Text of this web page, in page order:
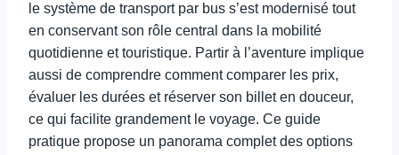
le système de transport par bus s’est modernisé tout
en conservant son rôle central dans la mobilité
quotidienne et touristique. Partir à l’aventure implique
aussi de comprendre comment comparer les prix,
évaluer les durées et réserver son billet en douceur,
ce qui facilite grandement le voyage. Ce guide
pratique propose un panorama complet des options